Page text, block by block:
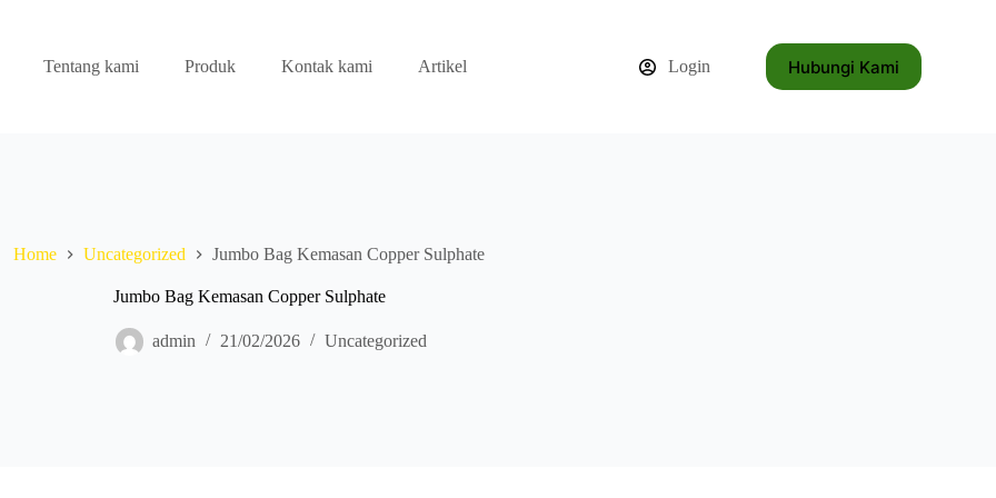
Tentang kami Produk Kontak kami Artikel Login Hubungi Kami
Home Uncategorized Jumbo Bag Kemasan Copper Sulphate
Jumbo Bag Kemasan Copper Sulphate
admin 21/02/2026 Uncategorized